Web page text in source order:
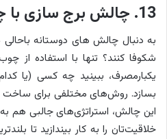
13. چالش برج سازی با چوب بستنی و لیوان
به دنبال چالش های دوستانه
شکوفا کنند؟ تنها با استفاده از
یکبارمصرف، ببینید چه کسی (یا
بسازد. روش‌های مختلفی برای ساخت
این چالش، استراتژی‌های جالبی هم
خلاقیت‌تان را به کار بیندازید تا